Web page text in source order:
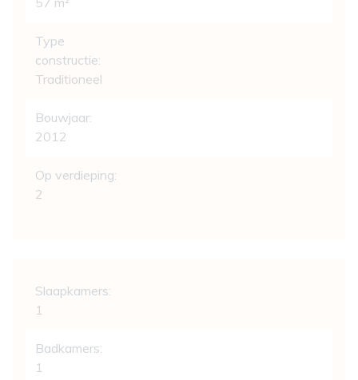
Type
constructie:
Traditioneel
Bouwjaar:
2012
Op verdieping:
2
Slaapkamers:
1
Badkamers:
1